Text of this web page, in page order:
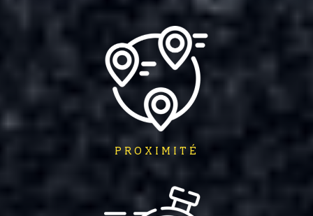
PROXIMITÉ